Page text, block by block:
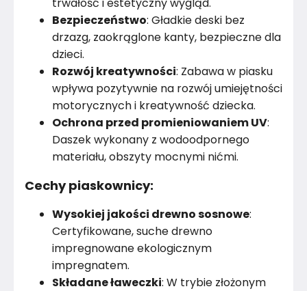
Bezpieczeństwo: Gładkie deski bez
drzazg, zaokrąglone kanty, bezpieczne dla
dzieci.
Rozwój kreatywności: Zabawa w piasku
wpływa pozytywnie na rozwój umiejętności
motorycznych i kreatywność dziecka.
Ochrona przed promieniowaniem UV:
Daszek wykonany z wodoodpornego
materiału, obszyty mocnymi nićmi.
Cechy piaskownicy:
Wysokiej jakości drewno sosnowe:
Certyfikowane, suche drewno
impregnowane ekologicznym
impregnatem.
Składane ławeczki: W trybie złożonym